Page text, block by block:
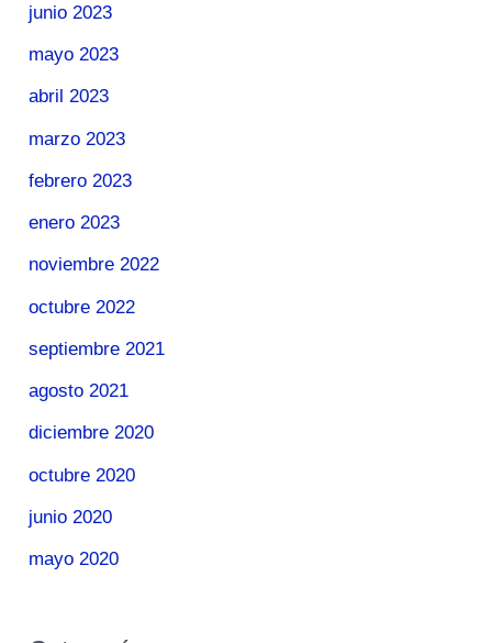
junio 2023
mayo 2023
abril 2023
marzo 2023
febrero 2023
enero 2023
noviembre 2022
octubre 2022
septiembre 2021
agosto 2021
diciembre 2020
octubre 2020
junio 2020
mayo 2020